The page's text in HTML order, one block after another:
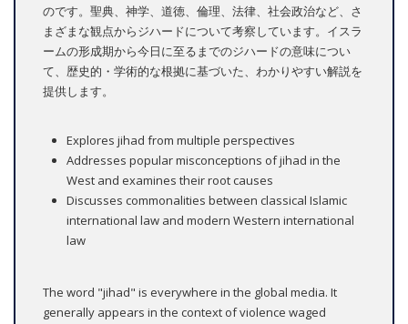
のです。聖典、神学、道徳、倫理、法律、社会政治など、さ
まざまな観点からジハードについて考察しています。イスラ
ームの形成期から今日に至るまでのジハードの意味につい
て、歴史的・学術的な根拠に基づいた、わかりやすい解説を
提供します。
Explores jihad from multiple perspectives
Addresses popular misconceptions of jihad in the
West and examines their root causes
Discusses commonalities between classical Islamic
international law and modern Western international
law
The word "jihad" is everywhere in the global media. It
generally appears in the context of violence waged